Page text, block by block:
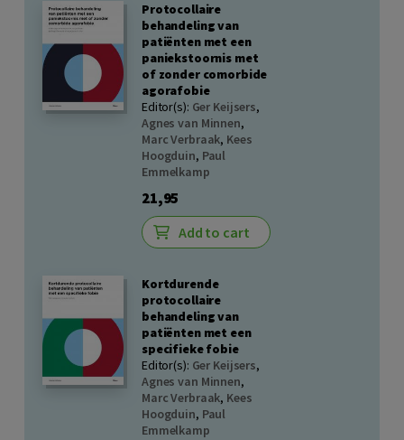
Protocollaire
behandeling van
patiënten met een
paniekstoornis met
of zonder comorbide
agorafobie
Editor(s): Ger Keijsers,
Agnes van Minnen,
Marc Verbraak, Kees
Hoogduin, Paul
Emmelkamp
21,95
Add to cart
Kortdurende
protocollaire
behandeling van
patiënten met een
specifieke fobie
Editor(s): Ger Keijsers,
Agnes van Minnen,
Marc Verbraak, Kees
Hoogduin, Paul
Emmelkamp